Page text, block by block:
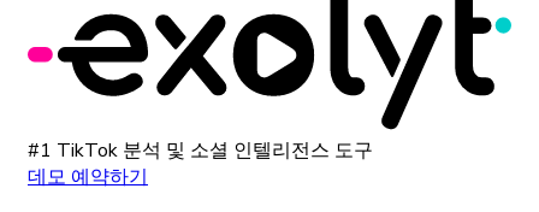
#1 TikTok 분석 및 소셜 인텔리전스 도구
데모 예약하기